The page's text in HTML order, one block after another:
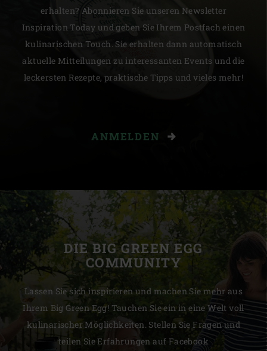
erhalten? Abonnieren Sie unseren Newsletter
Inspiration Today und geben Sie Ihrem Postfach einen
kulinarischen Touch. Sie erhalten dann automatisch
aktuelle Mitteilungen zu interessanten Events und die
leckersten Rezepte, praktische Tipps und vieles mehr!
ANMELDEN
DIE BIG GREEN EGG
COMMUNITY
Lassen Sie sich inspirieren und machen Sie mehr aus
Ihrem Big Green Egg! Tauchen Sie ein in eine Welt voll
kulinarischer Möglichkeiten. Stellen Sie Fragen und
teilen Sie Erfahrungen auf Facebook